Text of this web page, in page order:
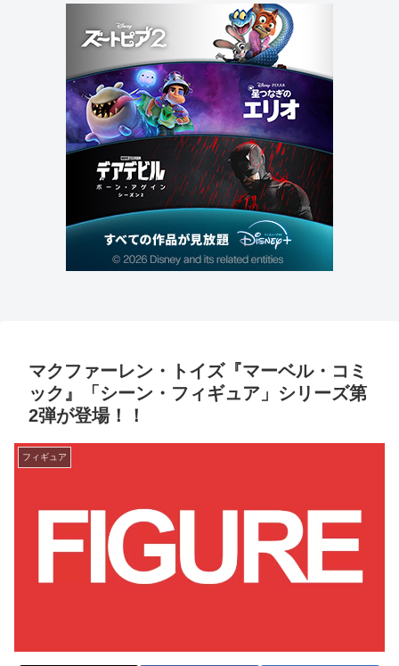
マクファーレン・トイズ『マーベル・コミ
ック』「シーン・フィギュア」シリーズ第
2弾が登場！！
フィギュア